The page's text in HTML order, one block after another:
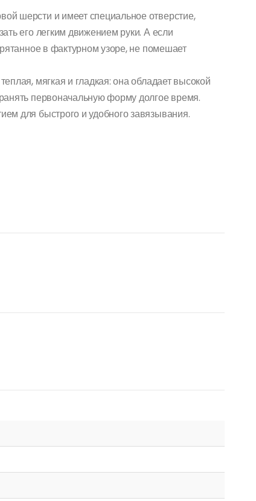
шерсти и имеет специальное отверстие,
его легким движением руки. А если
в фактурном узоре, не помешает
мягкая и гладкая: она обладает высокой
первоначальную форму долгое время.
для быстрого и удобного завязывания.